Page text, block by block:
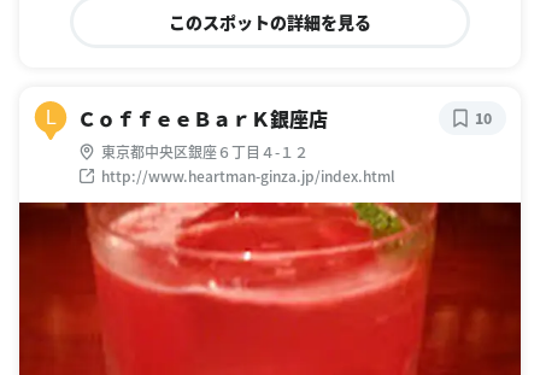
このスポットの詳細を見る
L ＣｏｆｆｅｅＢａｒＫ銀座店
東京都中央区銀座６丁目４-１２
http://www.heartman-ginza.jp/index.html
10